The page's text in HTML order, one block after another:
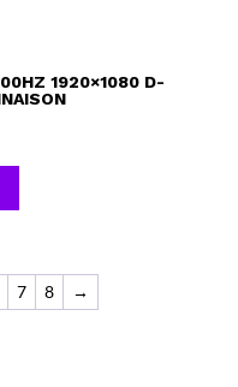
1920×1080 D-
7 8 →